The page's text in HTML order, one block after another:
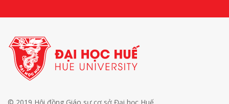
© 2019 Hội đồng Giáo sư cơ sở Đại học Huế